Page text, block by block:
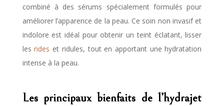
combiné à des sérums spécialement formulés pour
améliorer l’apparence de la peau. Ce soin non invasif et
indolore est idéal pour obtenir un teint éclatant, lisser
lesrides et ridules, tout en apportant une hydratation
intense à la peau.
Les principaux bienfaits de l’hydrajet